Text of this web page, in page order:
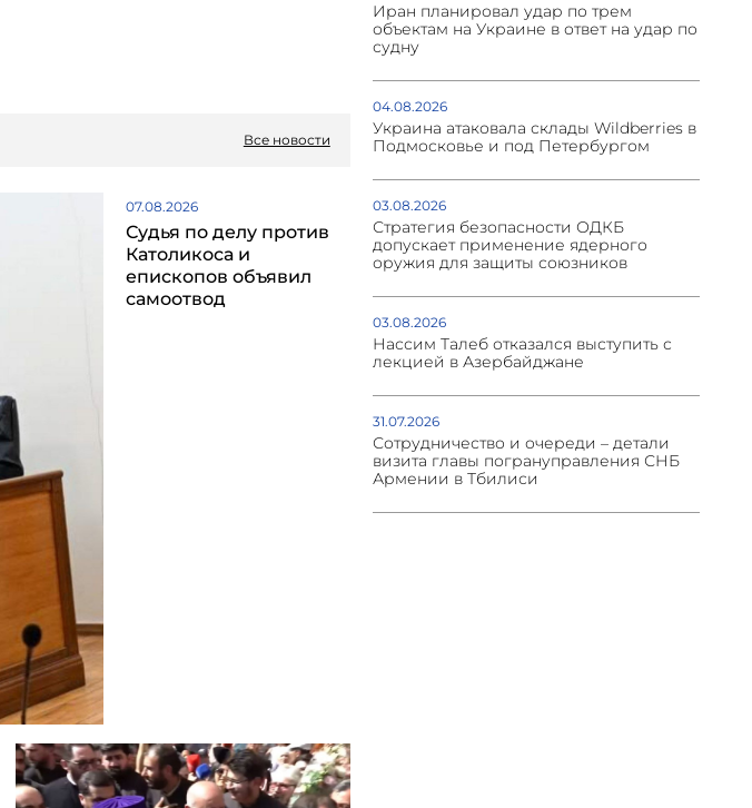
Все новости
07.08.2026
Судья по делу против
Католикоса и
епископов объявил
самоотвод
Иран планировал удар по трем
объектам на Украине в ответ на удар по
судну
04.08.2026
Украина атаковала склады Wildberries в
Подмосковье и под Петербургом
03.08.2026
Стратегия безопасности ОДКБ
допускает применение ядерного
оружия для защиты союзников
03.08.2026
Нассим Талеб отказался выступить с
лекцией в Азербайджане
31.07.2026
Сотрудничество и очереди – детали
визита главы погрануправления СНБ
Армении в Тбилиси